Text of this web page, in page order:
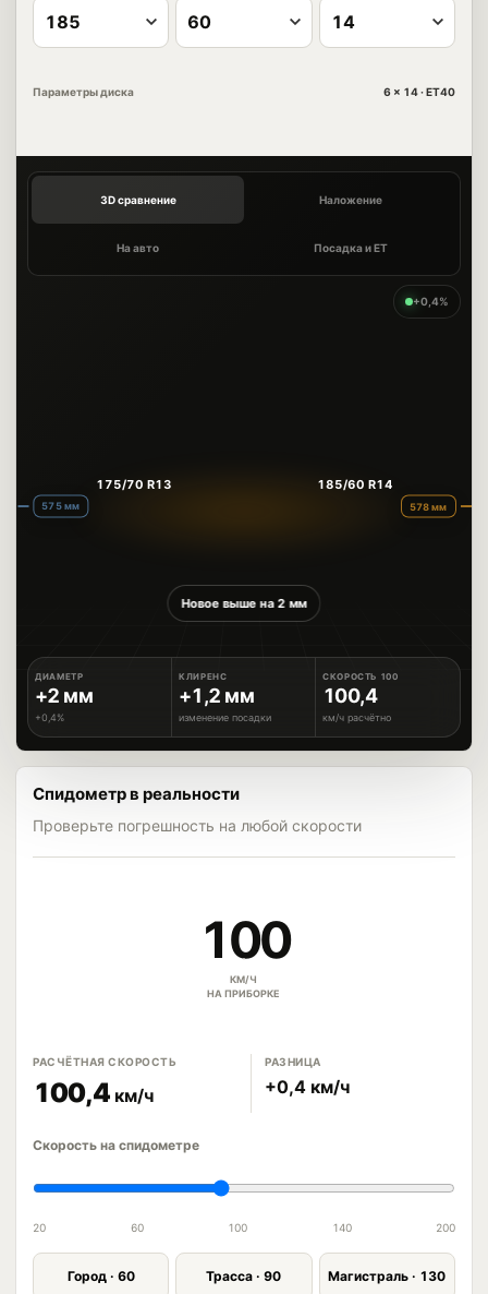
Параметры диска 6 × 14 · ET40
3D сравнение Наложение
На авто Посадка и ET
+0,4%
175/70 R13
575 мм
185/60 R14
578 мм
Новое выше на 2 мм
ДИАМЕТР
+2 мм
+0,4%
КЛИРЕНС
+1,2 мм
изменение посадки
СКОРОСТЬ 100
100,4
км/ч расчётно
Спидометр в реальности
Проверьте погрешность на любой скорости
100
КМ/Ч
НА ПРИБОРКЕ
РАСЧЁТНАЯ СКОРОСТЬ
100,4 км/ч
РАЗНИЦА
+0,4 км/ч
Скорость на спидометре
20 60 100 140 200
Город · 60 Трасса · 90 Магистраль · 130